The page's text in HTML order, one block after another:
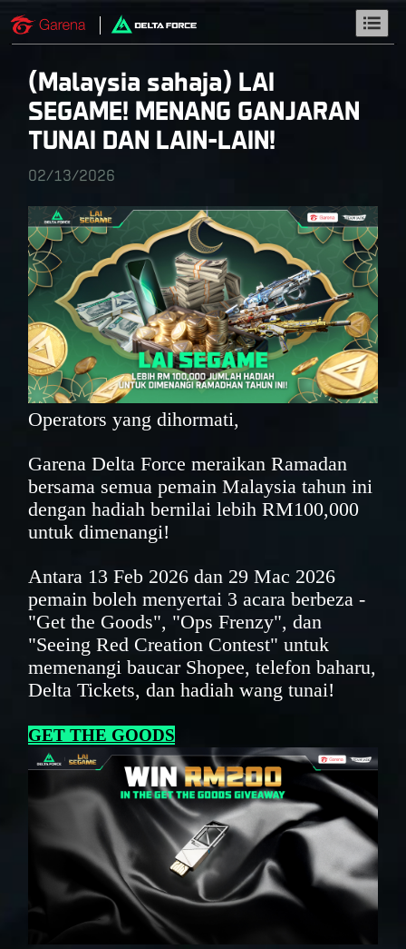
(Malaysia sahaja) LAI
SEGAME! MENANG GANJARAN
TUNAI DAN LAIN-LAIN!
02/13/2026
Operators yang dihormati,
Garena Delta Force meraikan Ramadan
bersama semua pemain Malaysia tahun ini
dengan hadiah bernilai lebih RM100,000
untuk dimenangi!
Antara 13 Feb 2026 dan 29 Mac 2026
pemain boleh menyertai 3 acara berbeza -
"Get the Goods", "Ops Frenzy", dan
"Seeing Red Creation Contest" untuk
memenangi baucar Shopee, telefon baharu,
Delta Tickets, dan hadiah wang tunai!
GET THE GOODS